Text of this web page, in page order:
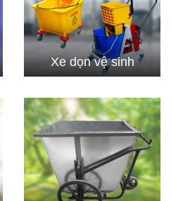
Xe dọn vệ sinh